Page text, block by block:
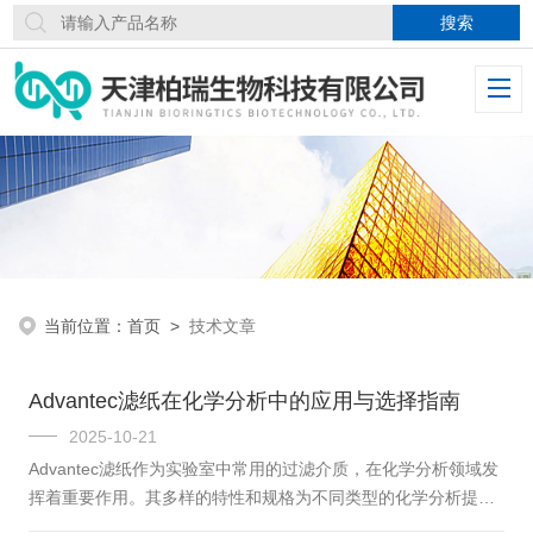
当前位置：首页 >技术文章
Advantec滤纸在化学分析中的应用与选择指南
2025-10-21
Advantec滤纸作为实验室中常用的过滤介质，在化学分析领域发
挥着重要作用。其多样的特性和规格为不同类型的化学分析提供